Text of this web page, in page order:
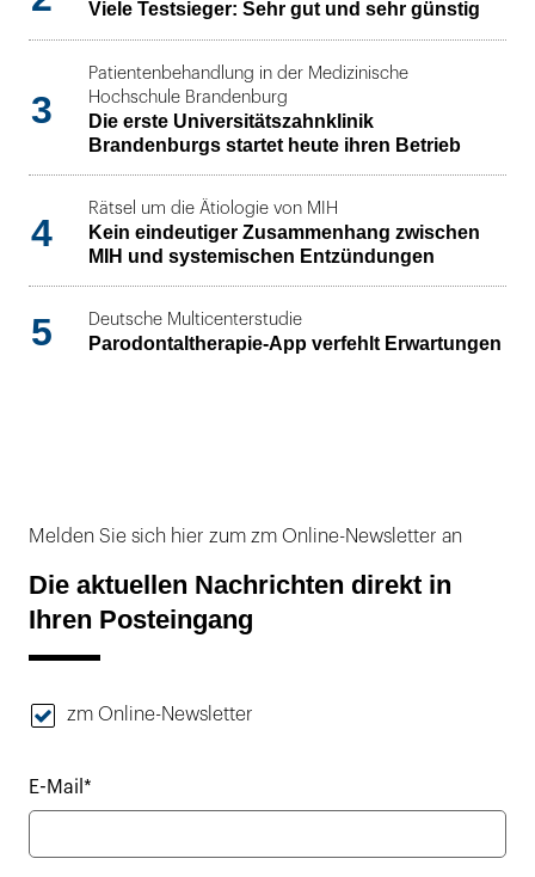
Viele Testsieger: Sehr gut und sehr günstig
3
Patientenbehandlung in der Medizinische
Hochschule Brandenburg
Die erste Universitätszahnklinik
Brandenburgs startet heute ihren Betrieb
4
Rätsel um die Ätiologie von MIH
Kein eindeutiger Zusammenhang zwischen
MIH und systemischen Entzündungen
5 Deutsche Multicenterstudie
Parodontaltherapie-App verfehlt Erwartungen
Melden Sie sich hier zum zm Online-Newsletter an
Die aktuellen Nachrichten direkt in
Ihren Posteingang
zm Online-Newsletter
E-Mail*